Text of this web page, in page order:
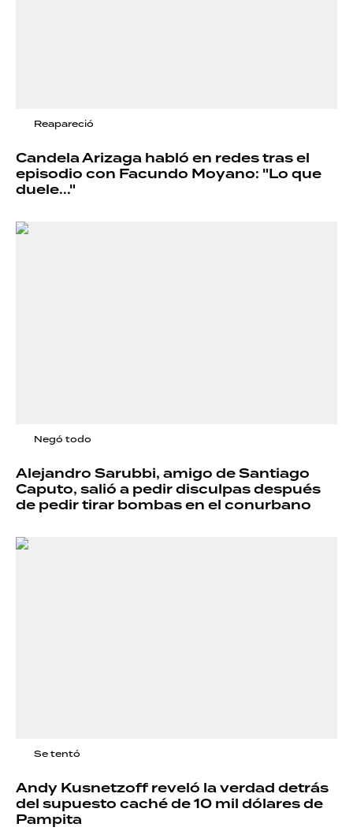
Reapareció
Candela Arizaga habló en redes tras el
episodio con Facundo Moyano: "Lo que
duele..."
Negó todo
Alejandro Sarubbi, amigo de Santiago
Caputo, salió a pedir disculpas después
de pedir tirar bombas en el conurbano
Se tentó
Andy Kusnetzoff reveló la verdad detrás
del supuesto caché de 10 mil dólares de
Pampita